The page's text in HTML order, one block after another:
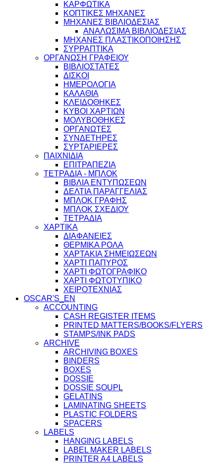
ΚΑΡΦΩΤΙΚΑ
ΚΟΠΤΙΚΕΣ ΜΗΧΑΝΕΣ
ΜΗΧΑΝΕΣ ΒΙΒΛΙΟΔΕΣΙΑΣ
ΑΝΑΛΩΣΙΜΑ ΒΙΒΛΙΟΔΕΣΙΑΣ
ΜΗΧΑΝΕΣ ΠΛΑΣΤΙΚΟΠΟΙΗΣΗΣ
ΣΥΡΡΑΠΤΙΚΑ
ΟΡΓΑΝΩΣΗ ΓΡΑΦΕΙΟΥ
ΒΙΒΛΙΟΣΤΑΤΕΣ
ΔΙΣΚΟΙ
ΗΜΕΡΟΛΟΓΙΑ
ΚΑΛΑΘΙΑ
ΚΛΕΙΔΟΘΗΚΕΣ
ΚΥΒΟΙ ΧΑΡΤΙΩΝ
ΜΟΛΥΒΟΘΗΚΕΣ
ΟΡΓΑΝΩΤΕΣ
ΣΥΝΔΕΤΗΡΕΣ
ΣΥΡΤΑΡΙΕΡΕΣ
ΠΑΙΧΝΙΔΙΑ
ΕΠΙΤΡΑΠΕΖΙΑ
ΤΕΤΡΑΔΙΑ - ΜΠΛΟΚ
ΒΙΒΛΙΑ ΕΝΤΥΠΩΣΕΩΝ
ΔΕΛΤΙΑ ΠΑΡΑΓΓΕΛΙΑΣ
ΜΠΛΟΚ ΓΡΑΦΗΣ
ΜΠΛΟΚ ΣΧΕΔΙΟΥ
ΤΕΤΡΑΔΙΑ
ΧΑΡΤΙΚΑ
ΔΙΑΦΑΝΕΙΕΣ
ΘΕΡΜΙΚΑ ΡΟΛΑ
ΧΑΡΤΑΚΙΑ ΣΗΜΕΙΩΣΕΩΝ
ΧΑΡΤΙ ΠΑΠΥΡΟΣ
ΧΑΡΤΙ ΦΩΤΟΓΡΑΦΙΚΟ
ΧΑΡΤΙ ΦΩΤΟΤΥΠΙΚΟ
ΧΕΙΡΟΤΕΧΝΙΑΣ
OSCAR'S_EN
ACCOUNTING
CASH REGISTER ITEMS
PRINTED MATTERS/BOOKS/FLYERS
STAMPS/INK PADS
ARCHIVE
ARCHIVING BOXES
BINDERS
BOXES
DOSSIE
DOSSIE SOUPL
GELATINS
LAMINATING SHEETS
PLASTIC FOLDERS
SPACERS
LABELS
HANGING LABELS
LABEL MAKER LABELS
PRINTER A4 LABELS